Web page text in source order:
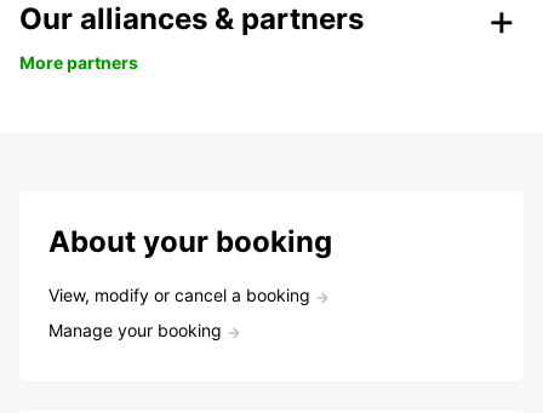
Our alliances & partners
More partners
About your booking
View, modify or cancel a booking
Manage your booking